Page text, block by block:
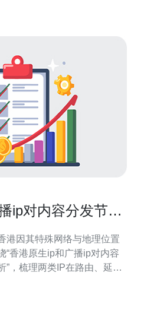
ip对内容分发节点
港因其特殊网络与地理位置
“香港原生ip和广播ip对内容
”，梳理两类IP在路由、延
异解读 “原